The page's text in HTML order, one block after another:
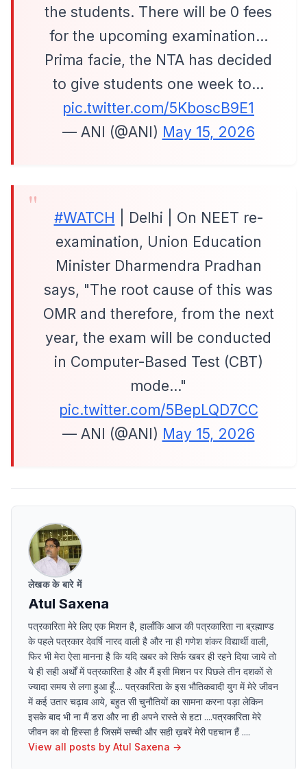
the students. There will be 0 fees
for the upcoming examination…
Prima facie, the NTA has decided
to give students one week to…
pic.twitter.com/5KboscB9E1
— ANI (@ANI) May 15, 2026
#WATCH | Delhi | On NEET re-
examination, Union Education
Minister Dharmendra Pradhan
says, "The root cause of this was
OMR and therefore, from the next
year, the exam will be conducted
in Computer-Based Test (CBT)
mode…"
pic.twitter.com/5BepLQD7CC
— ANI (@ANI) May 15, 2026
लेखक के बारे में
Atul Saxena
पत्रकारिता मेरे लिए एक मिशन है, हालाँकि आज की पत्रकारिता ना ब्रह्माण्ड
के पहले पत्रकार देवर्षि नारद वाली है और ना ही गणेश शंकर विद्यार्थी वाली,
फिर भी मेरा ऐसा मानना है कि यदि खबर को सिर्फ खबर ही रहने दिया जाये तो
ये ही सही अर्थों में पत्रकारिता है और मैं इसी मिशन पर पिछले तीन दशकों से
ज्यादा समय से लगा हुआ हूँ.... पत्रकारिता के इस भौतिकवादी युग में मेरे जीवन
में कई उतार चढ़ाव आये, बहुत सी चुनौतियों का सामना करना पड़ा लेकिन
इसके बाद भी ना मैं डरा और ना ही अपने रास्ते से हटा ....पत्रकारिता मेरे
जीवन का वो हिस्सा है जिसमें सच्ची और सही ख़बरें मेरी पहचान हैं ....
View all posts by Atul Saxena →